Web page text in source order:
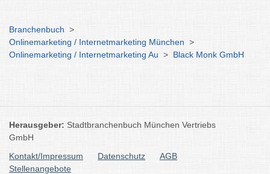
Branchenbuch >
Onlinemarketing / Internetmarketing München >
Onlinemarketing / Internetmarketing Au > Black Monk GmbH
Herausgeber: Stadtbranchenbuch München Vertriebs
GmbH
Kontakt/Impressum
Datenschutz
AGB
Stellenangebote